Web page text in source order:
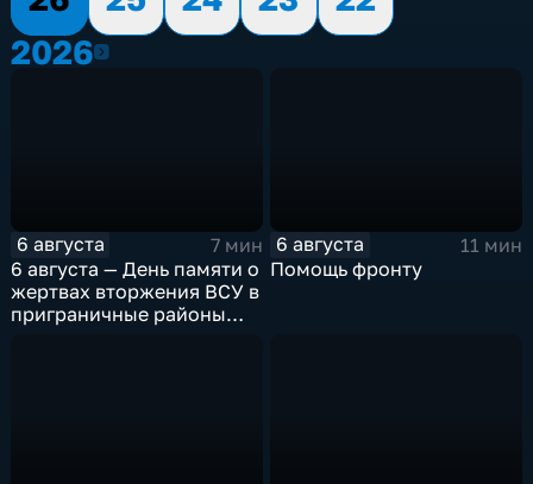
20262026
6 августа
7 мин
6 августа — День памяти о
жертвах вторжения ВСУ в
приграничные районы
6 августа
11 мин
Помощь фронту